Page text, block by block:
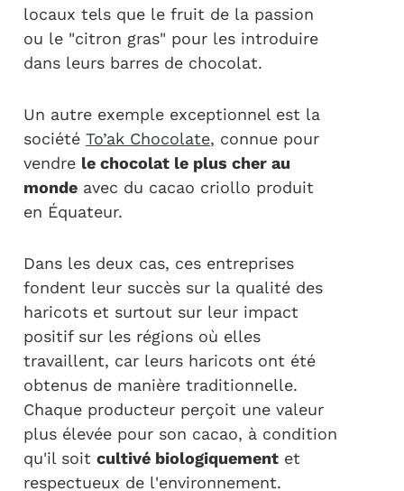
locaux tels que le fruit de la passion
ou le "citron gras" pour les introduire
dans leurs barres de chocolat.
Un autre exemple exceptionnel est la
sociétéTo’ak Chocolate, connue pour
vendre le chocolat le plus cher au
monde avec du cacao criollo produit
en Équateur.
Dans les deux cas, ces entreprises
fondent leur succès sur la qualité des
haricots et surtout sur leur impact
positif sur les régions où elles
travaillent, car leurs haricots ont été
obtenus de manière traditionnelle.
Chaque producteur perçoit une valeur
plus élevée pour son cacao, à condition
qu'il soitcultivé biologiquement et
respectueux de l'environnement.